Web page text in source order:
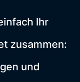
Ihr
zusammen:
und